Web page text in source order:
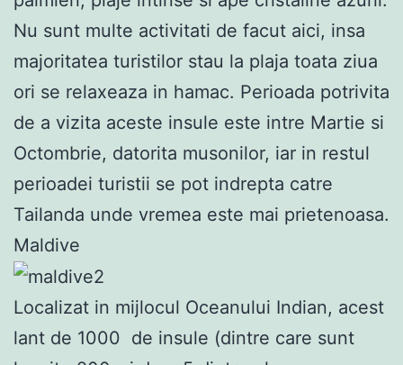
Nu sunt multe activitati de facut aici, insa
majoritatea turistilor stau la plaja toata ziua
ori se relaxeaza in hamac. Perioada potrivita
de a vizita aceste insule este intre Martie si
Octombrie, datorita musonilor, iar in restul
perioadei turistii se pot indrepta catre
Tailanda unde vremea este mai prietenoasa.
Maldive
Localizat in mijlocul Oceanului Indian, acest
lant de 1000 de insule (dintre care sunt